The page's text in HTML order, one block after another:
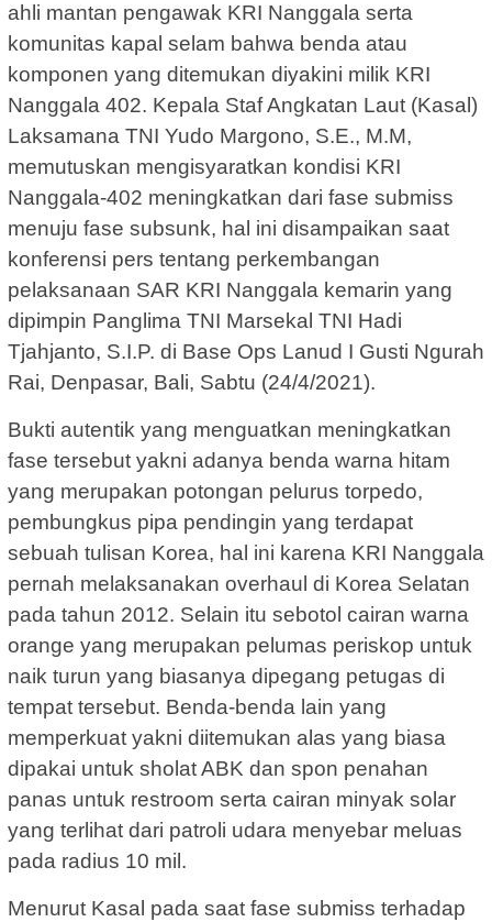
ahli mantan pengawak KRI Nanggala serta
komunitas kapal selam bahwa benda atau
komponen yang ditemukan diyakini milik KRI
Nanggala 402. Kepala Staf Angkatan Laut (Kasal)
Laksamana TNI Yudo Margono, S.E., M.M,
memutuskan mengisyaratkan kondisi KRI
Nanggala-402 meningkatkan dari fase submiss
menuju fase subsunk, hal ini disampaikan saat
konferensi pers tentang perkembangan
pelaksanaan SAR KRI Nanggala kemarin yang
dipimpin Panglima TNI Marsekal TNI Hadi
Tjahjanto, S.I.P. di Base Ops Lanud I Gusti Ngurah
Rai, Denpasar, Bali, Sabtu (24/4/2021).
Bukti autentik yang menguatkan meningkatkan
fase tersebut yakni adanya benda warna hitam
yang merupakan potongan pelurus torpedo,
pembungkus pipa pendingin yang terdapat
sebuah tulisan Korea, hal ini karena KRI Nanggala
pernah melaksanakan overhaul di Korea Selatan
pada tahun 2012. Selain itu sebotol cairan warna
orange yang merupakan pelumas periskop untuk
naik turun yang biasanya dipegang petugas di
tempat tersebut. Benda-benda lain yang
memperkuat yakni diitemukan alas yang biasa
dipakai untuk sholat ABK dan spon penahan
panas untuk restroom serta cairan minyak solar
yang terlihat dari patroli udara menyebar meluas
pada radius 10 mil.
Menurut Kasal pada saat fase submiss terhadap